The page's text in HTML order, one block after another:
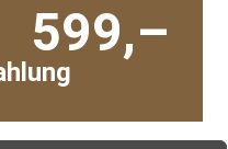
599,–